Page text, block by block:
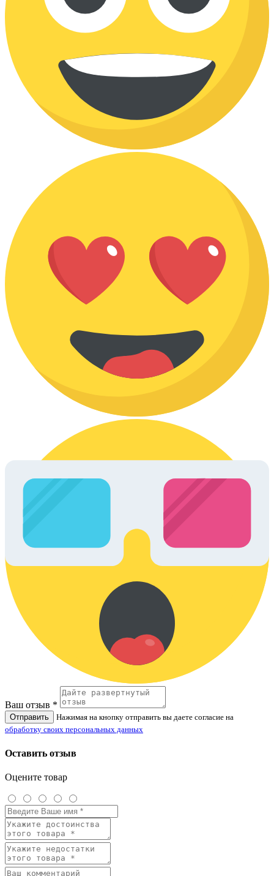
Ваш отзыв *
Отправить
Нажимая на кнопку отправить вы даете согласие на
обработку своих персональных данных
Оставить отзыв
Оцените товар